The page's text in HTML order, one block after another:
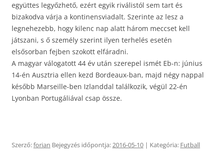
együttes legyőzhető, ezért egyik riválistól sem tart és
bizakodva várja a kontinensviadalt. Szerinte az lesz a
legnehezebb, hogy kilenc nap alatt három meccset kell
játszani, s ő személy szerint ilyen terhelés esetén
elsősorban fejben szokott elfáradni.
A magyar válogatott 44 év után szerepel ismét Eb-n: június
14-én Ausztria ellen kezd Bordeaux-ban, majd négy nappal
később Marseille-ben Izlanddal találkozik, végül 22-én
Lyonban Portugáliával csap össze.
Szerző:forian Bejegyzés időpontja:2016-05-10 | Kategória: Futball